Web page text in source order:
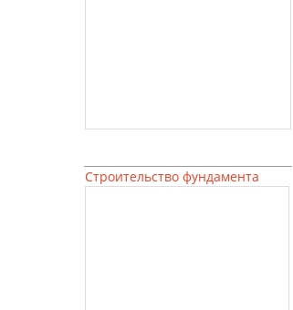
Строительство фундамента